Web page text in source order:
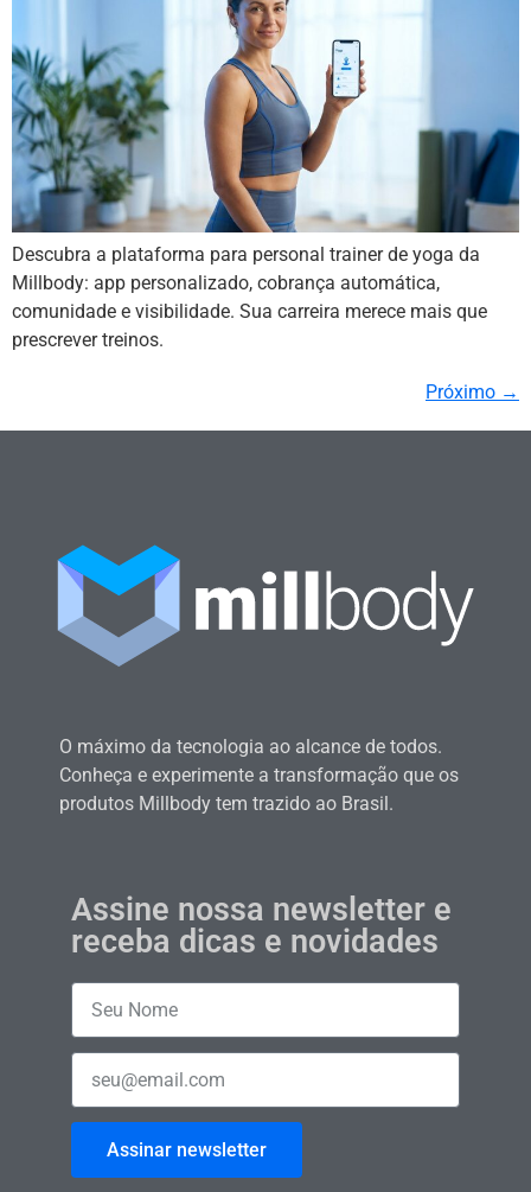
Descubra a plataforma para personal trainer de yoga da
Millbody: app personalizado, cobrança automática,
comunidade e visibilidade. Sua carreira merece mais que
prescrever treinos.
Próximo →
O máximo da tecnologia ao alcance de todos.
Conheça e experimente a transformação que os
produtos Millbody tem trazido ao Brasil.
Assine nossa newsletter e
receba dicas e novidades
Assinar newsletter